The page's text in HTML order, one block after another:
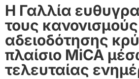
Η Γαλλία
τους κανονισμούς
αδειοδότησης
πλαίσιο MiCA
τελευταίας